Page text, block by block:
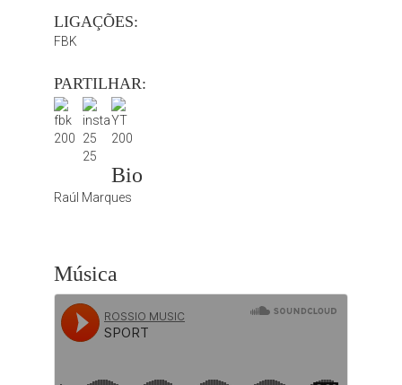
LIGAÇÕES:
FBK
PARTILHAR:
Bio
Raúl Marques
Música